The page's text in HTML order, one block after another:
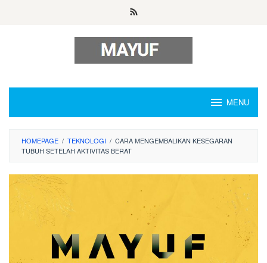
MENU
HOMEPAGE / TEKNOLOGI / CARA MENGEMBALIKAN KESEGARAN
TUBUH SETELAH AKTIVITAS BERAT